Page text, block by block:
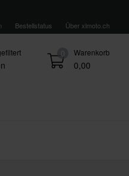
Bestellstatus Über xlmoto.ch
0 Warenkorb
0,00